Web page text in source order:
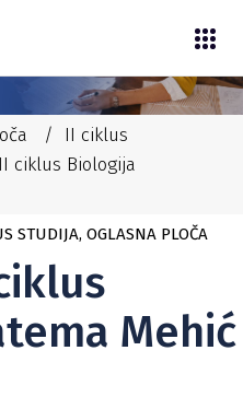
/ II ciklus
ciklus Biologija
STUDIJA, OGLASNA PLOČA
Mehić